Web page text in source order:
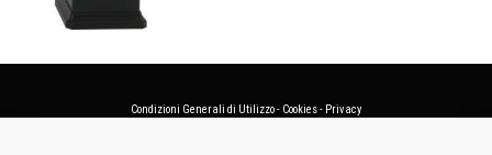
Condizioni Generali di Utilizzo- Cookies- Privacy